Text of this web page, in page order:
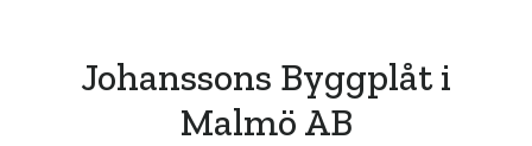
Johanssons Byggplåt i
Malmö AB